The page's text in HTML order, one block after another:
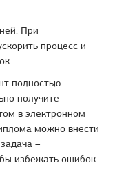
При
процесс и
полностью
получите
в электронном
можно внести
–
избежать ошибок.